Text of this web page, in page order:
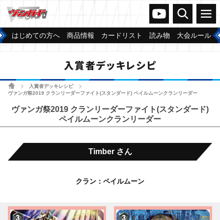
ヴァンガードch
検索 メニュー
はじめての方へ 商品情報 カードリスト 読み物 大会ルール
入賞者デッキレシピ
ホーム 入賞者デッキレシピ
ヴァンガ祭2019 クランリーダーファイト(スタンダード) ペイルムーンクランリーダー
ヴァンガ祭2019 クランリーダーファイト(スタンダード)
ペイルムーンクランリーダー
Timber さん
クラン：ペイルムーン